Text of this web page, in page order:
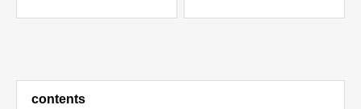
contents